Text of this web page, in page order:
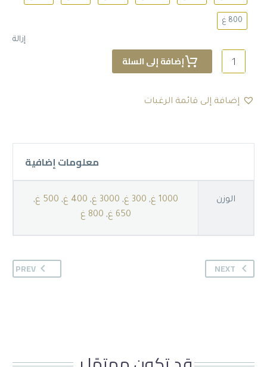
800 غ
إزالة
كمية
مجموعة
العجوة
إضافة إلى السلة
إضافة إلى قائمة الرغبات
معلومات إضافية
الوزن 1000 غ , 300 غ , 3000 غ , 400 غ , 500 غ
,
650 غ
, 800 غ
PREV NEXT